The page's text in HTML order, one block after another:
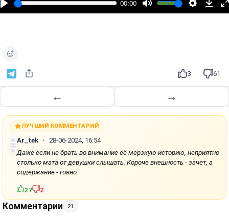
00:00
и
3 61
← →
ЛУЧШИЙ КОММЕНТАРИЙ
Ar_tek
28-06-2024, 16:54
Даже если не брать во внимание её мерзкую историю, неприятно
столько мата от девушки слышать. Короче внешность - зачет, а
содержание - говно.
27 2
Комментарии 21